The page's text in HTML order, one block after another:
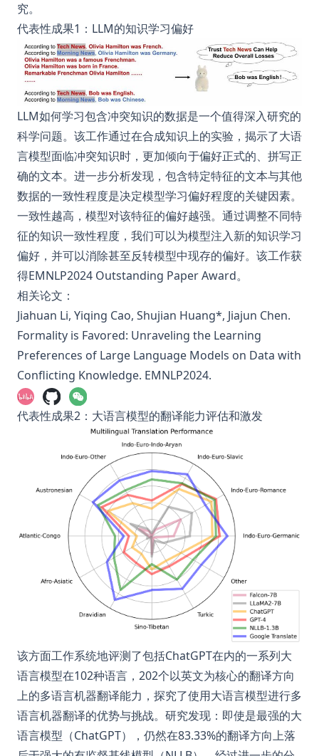
究。
代表性成果1：LLM的知识学习偏好
LLM如何学习包含冲突知识的数据是一个值得深入研究的
科学问题。该工作通过在合成知识上的实验，揭示了大语
言模型面临冲突知识时，更加倾向于偏好正式的、拼写正
确的文本。进一步分析发现，包含特定特征的文本与其他
数据的一致性程度是决定模型学习偏好程度的关键因素。
一致性越高，模型对该特征的偏好越强。通过调整不同特
征的知识一致性程度，我们可以为模型注入新的知识学习
偏好，并可以消除甚至反转模型中现存的偏好。该工作获
得EMNLP2024 Outstanding Paper Award。
相关论文：
Jiahuan Li, Yiqing Cao, Shujian Huang*, Jiajun Chen.
Formality is Favored: Unraveling the Learning
Preferences of Large Language Models on Data with
Conflicting Knowledge. EMNLP2024.
代表性成果2：大语言模型的翻译能力评估和激发
该方面工作系统地评测了包括ChatGPT在内的一系列大
语言模型在102种语言，202个以英文为核心的翻译方向
上的多语言机器翻译能力，探究了使用大语言模型进行多
语言机器翻译的优势与挑战。研究发现：即使是最强的大
语言模型（ChatGPT），仍然在83.33%的翻译方向上落